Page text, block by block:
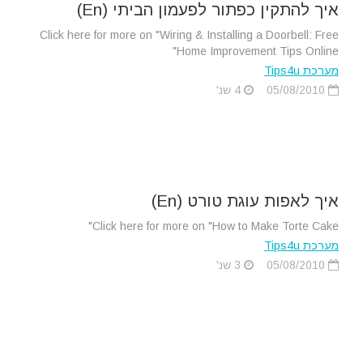
איך להתקין כפתור לפעמון הביתי (En)
Click here for more on "Wiring & Installing a Doorbell: Free
Home Improvement Tips Online"
מערכת Tips4u
איך לאפות עוגת טורט (En)
Click here for more on "How to Make Torte Cake"
מערכת Tips4u